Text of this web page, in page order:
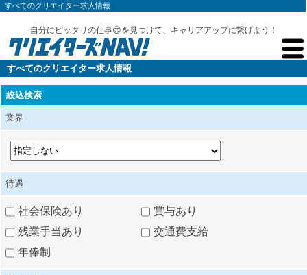
すべてのクリエイター求人情報
自分にピッタリの仕事😍を見つけて、キャリアアップに繋げよう！
すべてのクリエイター求人情報
絞込検索
業界
待遇
社会保険あり
賞与あり
残業手当あり
交通費支給
年俸制